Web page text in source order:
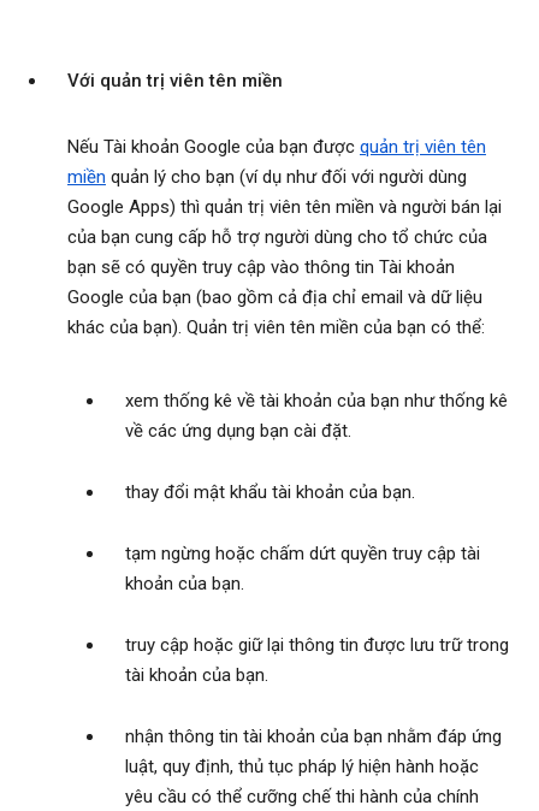
Với quản trị viên tên miền
Nếu Tài khoản Google của bạn được quản trị viên tên
miền quản lý cho bạn (ví dụ như đối với người dùng
Google Apps) thì quản trị viên tên miền và người bán lại
của bạn cung cấp hỗ trợ người dùng cho tổ chức của
bạn sẽ có quyền truy cập vào thông tin Tài khoản
Google của bạn (bao gồm cả địa chỉ email và dữ liệu
khác của bạn). Quản trị viên tên miền của bạn có thể:
xem thống kê về tài khoản của bạn như thống kê
về các ứng dụng bạn cài đặt.
thay đổi mật khẩu tài khoản của bạn.
tạm ngừng hoặc chấm dứt quyền truy cập tài
khoản của bạn.
truy cập hoặc giữ lại thông tin được lưu trữ trong
tài khoản của bạn.
nhận thông tin tài khoản của bạn nhằm đáp ứng
luật, quy định, thủ tục pháp lý hiện hành hoặc
yêu cầu có thể cưỡng chế thi hành của chính